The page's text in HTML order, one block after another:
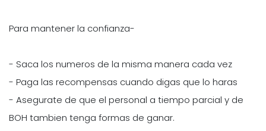
Para mantener la confianza-
- Saca los numeros de la misma manera cada vez
- Paga las recompensas cuando digas que lo haras
- Asegurate de que el personal a tiempo parcial y de
BOH tambien tenga formas de ganar.